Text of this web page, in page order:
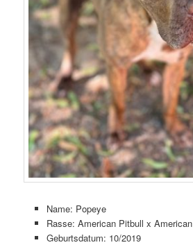
Name: Popeye
Rasse: American Pitbull x
Geburtsdatum: 10/2019